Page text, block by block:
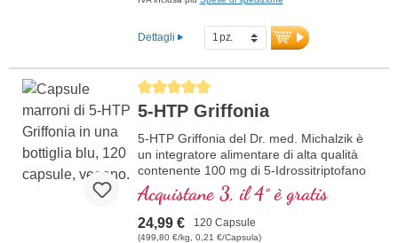
Dettagli
Average rating of 5 out of 5 stars
5-HTP Griffonia
5-HTP Griffonia del Dr. med. Michalzik è
un integratore alimentare di alta qualità
contenente 100 mg di 5-Idrossitriptofano
(5-HTP) da 333 mg di fagiolo nero
africano (Griffonia simplicifolia), senza
additivi, di qualità altamente pura.
Acquistane 3, il 4° è gratis
24,99 € 120 Capsule
(499,80 €/kg, 0,21 €/Capsula)